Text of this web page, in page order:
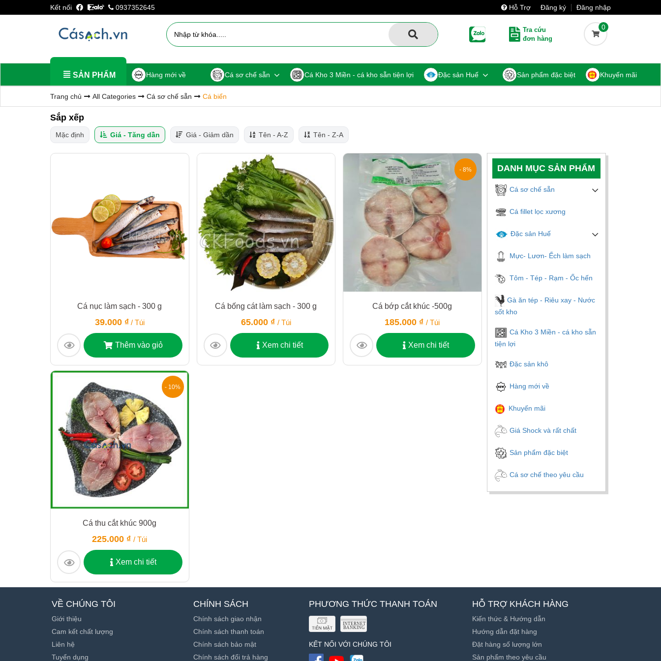
Kết nối 0937352645 Hỗ Trợ Đăng ký Đăng nhập
Tra cứu
đơn hàng
0
SẢN PHẨM Hàng mới về Cá sơ chế sẵn Cá Kho 3 Miền - cá kho sẵn tiện lợi Đặc sản Huế Sản phẩm đặc biệt Khuyến mãi
Trang chủ All Categories Cá sơ chế sẵn Cá biển
Sắp xếp
Mặc định Giá - Tăng dần Giá - Giảm dần Tên - A-Z Tên - Z-A
DANH MỤC SẢN PHẨM
Cá sơ chế sẵn
Cá fillet lọc xương
Đặc sản Huế
Mực- Lươn- Ếch làm sạch
Tôm - Tép - Rạm - Ốc hến
Gà ăn tép - Riêu xay - Nước
sốt kho
Cá Kho 3 Miền - cá kho sẵn
tiện lợi
Đặc sản khô
Hàng mới về
Khuyến mãi
Giá Shock và rất chất
Sản phẩm đặc biệt
Cá sơ chế theo yêu cầu
Cá nục làm sạch - 300 g
39.000 ₫/ Túi
Thêm vào giỏ
Cá bống cát làm sạch - 300 g
65.000 ₫ / Túi
Xem chi tiết
Cá bớp cắt khúc -500g
185.000 ₫ / Túi
Xem chi tiết
- 8%
Cá thu cắt khúc 900g
225.000 ₫ / Túi
Xem chi tiết
- 10%
VỀ CHÚNG TÔI
Giới thiệu
Cam kết chất lượng
Liên hệ
Tuyển dụng
CHÍNH SÁCH
Chính sách giao nhận
Chính sách thanh toán
Chính sách bảo mật
Chính sách đổi trả hàng
PHƯƠNG THỨC THANH TOÁN
KẾT NỐI VỚI CHÚNG TÔI
HỖ TRỢ KHÁCH HÀNG
Kiến thức & Hướng dẫn
Hướng dẫn đặt hàng
Đặt hàng số lượng lớn
Sản phẩm theo yêu cầu